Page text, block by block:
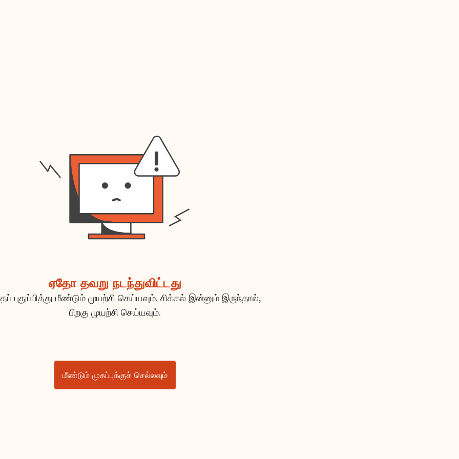
ஏதோ தவறு நடந்துவிட்டது
புதுப்பித்து மீண்டும் முயற்சி செய்யவும். சிக்கல் இன்னும் இருந்தால்,
பிறகு முயற்சி செய்யவும்.
மீண்டும் முகப்புக்குச் செல்லவும்